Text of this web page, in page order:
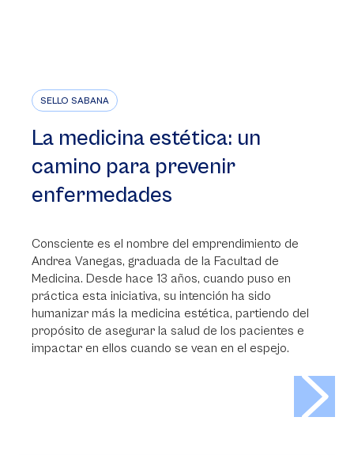
SELLO SABANA
La medicina estética: un
camino para prevenir
enfermedades
Consciente es el nombre del emprendimiento de
Andrea Vanegas, graduada de la Facultad de
Medicina. Desde hace 13 años, cuando puso en
práctica esta iniciativa, su intención ha sido
humanizar más la medicina estética, partiendo del
propósito de asegurar la salud de los pacientes e
impactar en ellos cuando se vean en el espejo.